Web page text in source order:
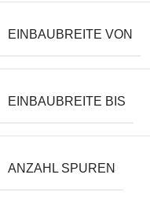
EINBAUBREITE VON
EINBAUBREITE BIS
ANZAHL SPUREN